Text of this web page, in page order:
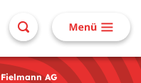
Fielmann AG